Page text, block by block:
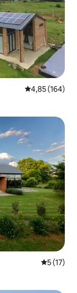
Gemiddelde
4,85 (164)
5 (17)